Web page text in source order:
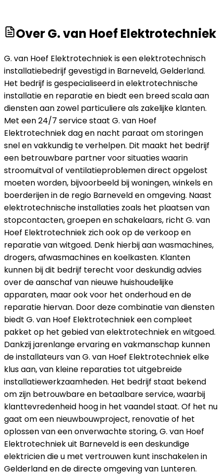
OverG. van Hoef Elektrotechniek
G. van Hoef Elektrotechniek is een elektrotechnisch
installatiebedrijf gevestigd in Barneveld, Gelderland.
Het bedrijf is gespecialiseerd in elektrotechnische
installatie en reparatie en biedt een breed scala aan
diensten aan zowel particuliere als zakelijke klanten.
Met een 24/7 service staat G. van Hoef
Elektrotechniek dag en nacht paraat om storingen
snel en vakkundig te verhelpen. Dit maakt het bedrijf
een betrouwbare partner voor situaties waarin
stroomuitval of ventilatieproblemen direct opgelost
moeten worden, bijvoorbeeld bij woningen, winkels en
boerderijen in de regio Barneveld en omgeving. Naast
elektrotechnische installaties zoals het plaatsen van
stopcontacten, groepen en schakelaars, richt G. van
Hoef Elektrotechniek zich ook op de verkoop en
reparatie van witgoed. Denk hierbij aan wasmachines,
drogers, afwasmachines en koelkasten. Klanten
kunnen bij dit bedrijf terecht voor deskundig advies
over de aanschaf van nieuwe huishoudelijke
apparaten, maar ook voor het onderhoud en de
reparatie hiervan. Door deze combinatie van diensten
biedt G. van Hoef Elektrotechniek een compleet
pakket op het gebied van elektrotechniek en witgoed.
Dankzij jarenlange ervaring en vakmanschap kunnen
de installateurs van G. van Hoef Elektrotechniek elke
klus aan, van kleine reparaties tot uitgebreide
installatiewerkzaamheden. Het bedrijf staat bekend
om zijn betrouwbare en betaalbare service, waarbij
klanttevredenheid hoog in het vaandel staat. Of het nu
gaat om een nieuwbouwproject, renovatie of het
oplossen van een onverwachte storing, G. van Hoef
Elektrotechniek uit Barneveld is een deskundige
elektricien die u met vertrouwen kunt inschakelen in
Gelderland en de directe omgeving van Lunteren.